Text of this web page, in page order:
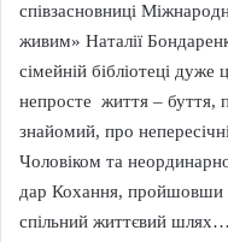
співзасновниці
живим» Наталії
сімейній бібліотеці дуже
непросте життя – буття,
знайомий, про
Чоловіком та
дар Кохання, пройшовши
спільний життєвий